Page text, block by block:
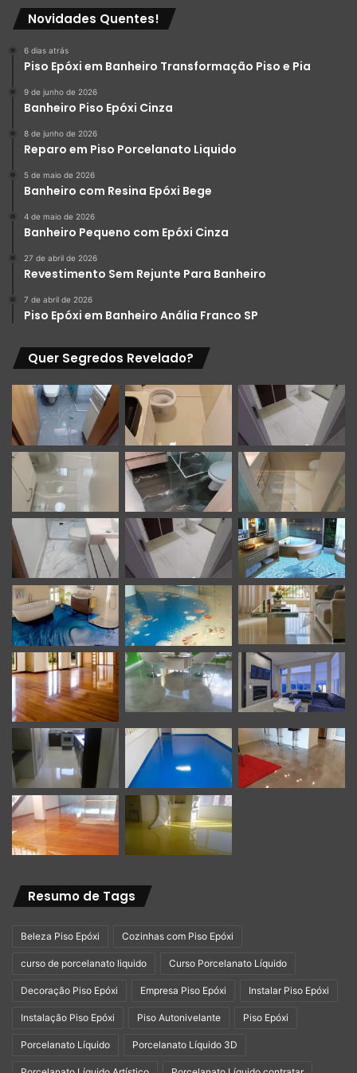
Novidades Quentes!
6 dias atrás
Piso Epóxi em Banheiro Transformação Piso e Pia
9 de junho de 2026
Banheiro Piso Epóxi Cinza
8 de junho de 2026
Reparo em Piso Porcelanato Liquido
5 de maio de 2026
Banheiro com Resina Epóxi Bege
4 de maio de 2026
Banheiro Pequeno com Epóxi Cinza
27 de abril de 2026
Revestimento Sem Rejunte Para Banheiro
7 de abril de 2026
Piso Epóxi em Banheiro Anália Franco SP
Quer Segredos Revelado?
Resumo de Tags
Beleza Piso Epóxi Cozinhas com Piso Epóxi
curso de porcelanato liquido Curso Porcelanato Líquido
Decoração Piso Epóxi Empresa Piso Epóxi Instalar Piso Epóxi
Instalação Piso Epóxi Piso Autonivelante Piso Epóxi
Porcelanato Líquido Porcelanato Líquido 3D